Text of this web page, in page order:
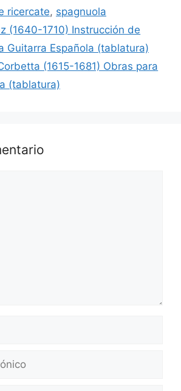
ricercate, spagnuola
(1640-1710) Instrucción de
Guitarra Española (tablatura)
(1615-1681) Obras para
(tablatura)